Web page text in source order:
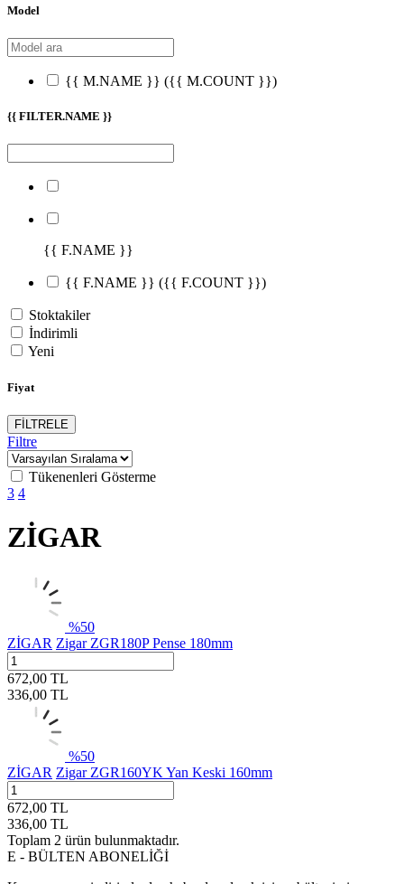
Model
{{ M.NAME }} ({{ M.COUNT }})
{{ FILTER.NAME }}
{{ F.NAME }}
{{ F.NAME }} ({{ F.COUNT }})
Stoktakiler
İndirimli
Yeni
Fiyat
FİLTRELE
Filtre
Tükenenleri Gösterme
3 4
ZİGAR
%50
ZİGAR Zigar ZGR180P Pense 180mm
672,00 TL
336,00 TL
%50
ZİGAR Zigar ZGR160YK Yan Keski 160mm
672,00 TL
336,00 TL
Toplam 2 ürün bulunmaktadır.
E - BÜLTEN ABONELİĞİ